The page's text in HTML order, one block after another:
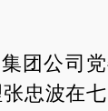
团公司
忠波在